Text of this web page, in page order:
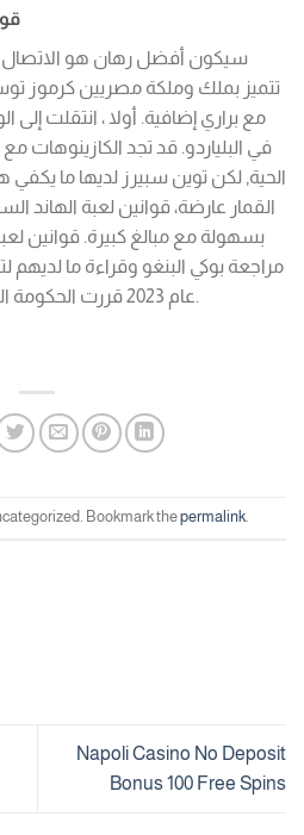
سيكون أفضل رهان هو الاتصال
تتميز بملك وملكة مصريين كرموز
مع براري إضافية. أولا ، انتقلت إلى
في البلياردو. قد تجد الكازينوهات
الحية, لكن توين سبيرز لديها ما
القمار عارضة، قوانين لعبة
بسهولة مع مبالغ كبيرة. قوانين
مراجعة بوكي البنغو وقراءة ما لديهم
عام 2023 قررت الحكومة الرومانية تقديم ترخيص إلزامي.
Bookmark thepermalink.
Napoli Casino No Deposit
Bonus 100 Free Spins